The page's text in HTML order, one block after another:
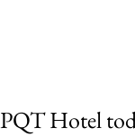
PQT Hotel